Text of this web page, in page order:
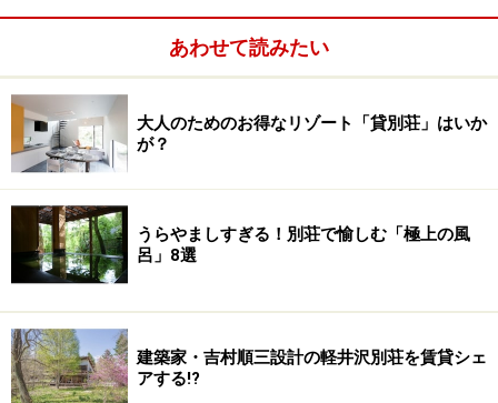
大磯が風光明媚、温暖な土地柄であったことに加え、東
海道線大磯の駅から歩いていけるところに照ケ崎海岸の
海水浴場にあったことが理由のひとつ。もともとは海水
に浸かって病気を癒すのが目的でしたが、その後、余暇
として遊泳を楽しむようになり、海水浴は暑い夏のトレ
ンドに。しかも大磯はアクセスがよかったことで、避暑
地として全国ナンバー１の人気だったようです。
あわせて読みたい
大人のためのお得なリゾート「貸別荘」はいか
が？
うらやましすぎる！別荘で愉しむ「極上の風
呂」8選
建築家・吉村順三設計の軽井沢別荘を賃貸シェ
アする!?